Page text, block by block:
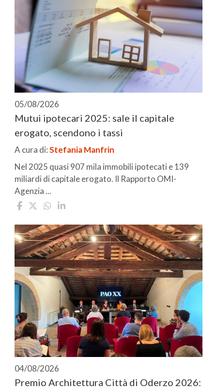
05/08/2026
Mutui ipotecari 2025: sale il capitale
erogato, scendono i tassi
A cura di:Stefania Manfrin
Nel 2025 quasi 907 mila immobili ipotecati e 139
miliardi di capitale erogato. Il Rapporto OMI-
Agenzia ...
04/08/2026
Premio Architettura Città di Oderzo 2026: